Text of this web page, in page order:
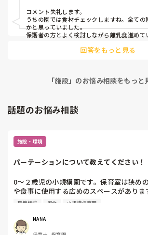
夏祭り(保護者参加なし)で、屋台おやつに
がありましたが、初期食の子にも普通に食
期食から推奨されてるのに？と、行事を進
ニック状態でした。
今まで離乳食チェックのない園に勤めたこ
よろしくお願いします。
コメント失礼します。
うちの園では食材チェックしますね。全ての
かと思っていました。
保護者の方とよく検討しながら離乳食進めて
保育士としてもとても不安ですよね。保護者
回答をもっと見る
「施設」のお悩み相談をもっと
話題のお悩み相談
施設・環境
パーテーションについて教えてください！
0〜２歳児の小規模園です。保育室は狭め
や食事に使用する広めのスペースがありま
り回ったりして落ち着かないので、活動に
うな素材で軽いので、ちょっと体が当たる
まり立ちが不安定な子にとっては共倒れに
環境構成 安全 小規模保育園
NANA